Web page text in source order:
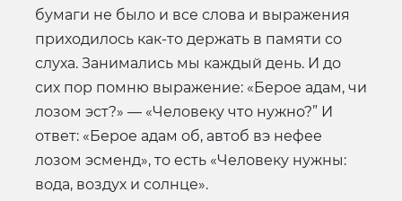
бумаги не было и все слова и выражения
приходилось как-то держать в памяти со
слуха. Занимались мы каждый день. И до
сих пор помню выражение: «Берое адам, чи
лозом эст?» — «Человеку что нужно?” И
ответ: «Берое адам об, автоб вэ нефее
лозом эсменд», то есть «Человеку нужны:
вода, воздух и солнце».